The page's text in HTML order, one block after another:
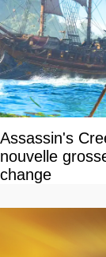
Assassin's
nouvelle
change